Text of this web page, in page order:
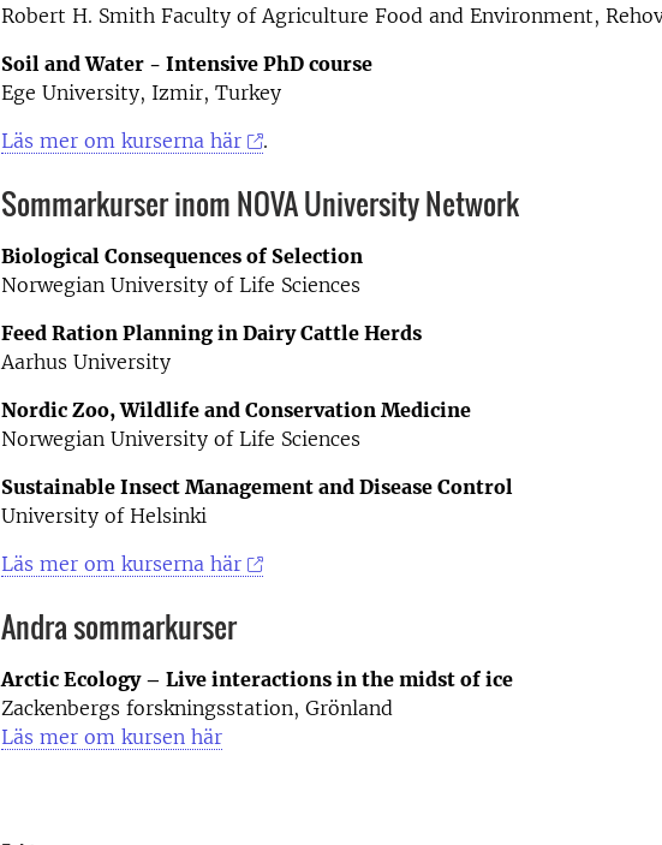
Robert H. Smith Faculty of Agriculture Food and Environment,
Soil and Water - Intensive PhD course
Ege University, Izmir, Turkey
Läs mer om kurserna här
.
Sommarkurser inom NOVA University Network
Biological Consequences of Selection
Norwegian University of Life Sciences
Feed Ration Planning in Dairy Cattle Herds
Aarhus University
Nordic Zoo, Wildlife and Conservation Medicine
Norwegian University of Life Sciences
Sustainable Insect Management and Disease Control
University of Helsinki
Läs mer om kurserna här
Andra sommarkurser
Arctic Ecology – Live interactions in the midst of ice
Zackenbergs forskningsstation, Grönland
Läs mer om kursen här